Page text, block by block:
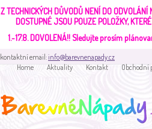
Z TECHNICKÝCH DŮVODŮ NENÍ DO
DOSTUPNÉ JSOU POUZE POLOŽKY,
1.-17.8. DOVOLENÁ!!Sledujte prosím
kontaktní email:info@barevnenapady.cz
Home
Aktuality Kontakt Obchodní